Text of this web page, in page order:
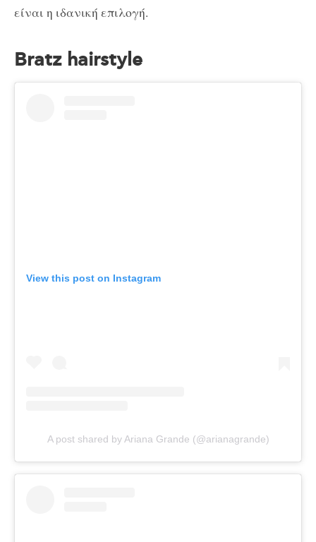
είναι η ιδανική επιλογή.
Bratz hairstyle
View this post on Instagram
A post shared by Ariana Grande (@arianagrande)